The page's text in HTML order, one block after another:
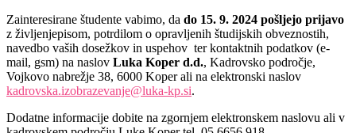
Zainteresirane študente vabimo, da do 15. 9. 2024 pošljejo prijavo
z življenjepisom, potrdilom o opravljenih študijskih obveznostih,
navedbo vaših dosežkov in uspehov ter kontaktnih podatkov (e-
mail, gsm) na naslov Luka Koper d.d., Kadrovsko področje,
Vojkovo nabrežje 38, 6000 Koper ali na elektronski naslov
kadrovska.izobrazevanje@luka-kp.si.
Dodatne informacije dobite na zgornjem elektronskem naslovu ali v